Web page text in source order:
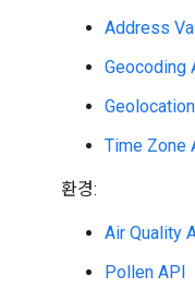
Address
Geocoding
Time Zone
환경:
Air Quality
Pollen API